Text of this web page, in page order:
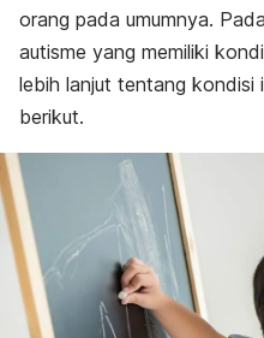
orang pada umumnya.
autisme yang memiliki
lebih lanjut tentang kondisi
berikut.